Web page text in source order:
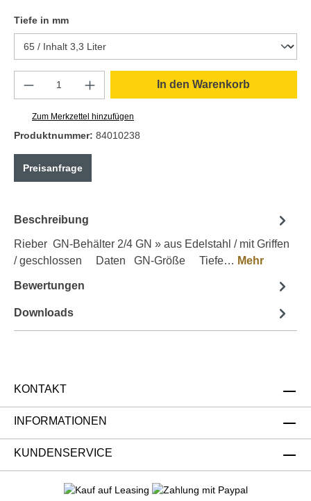
Tiefe in mmauswählen
Produkt Anzahl: Gib den gewünschten
In den Warenkorb
Zum Merkzettel hinzufügen
Produktnummer: 84010238
Preisanfrage
Beschreibung
Rieber GN-Behälter 2/4 GN » aus Edelstahl / mit Griffen
/ geschlossen Daten GN-Größe Tiefe… Mehr
Bewertungen
Downloads
KONTAKT
INFORMATIONEN
KUNDENSERVICE